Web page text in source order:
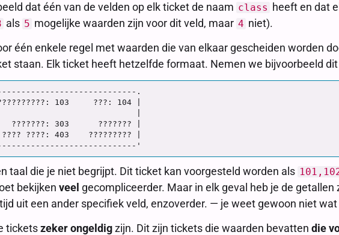
dat één van de velden op elk ticket de naam class heeft en dat
als 5 mogelijke waarden zijn voor dit veld, maar 4 niet).
één enkele regel met waarden die van elkaar gescheiden worden
staan. Elk ticket heeft hetzelfde formaat. Nemen we bijvoorbeeld
.
103     ???: 104 |
303      ??????? |
????: 403    ????????? |
taal die je niet begrijpt. Dit ticket kan voorgesteld worden als
bekijken veel gecompliceerder. Maar in elk geval heb je de
uit een ander specifiek veld, enzoverder. — je weet gewoon niet
ticketszeker ongeldigzijn. Dit zijn tickets die waarden bevatten die